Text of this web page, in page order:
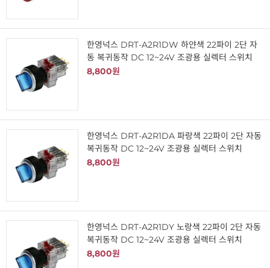
한영넉스 DRT-A2R1DW 하얀색 22파이 2단 자
동 복귀동작 DC 12~24V 조광용 실렉터 스위치
8,800원
한영넉스 DRT-A2R1DA 파랑색 22파이 2단 자동
복귀동작 DC 12~24V 조광용 실렉터 스위치
8,800원
한영넉스 DRT-A2R1DY 노랑색 22파이 2단 자동
복귀동작 DC 12~24V 조광용 실렉터 스위치
8,800원